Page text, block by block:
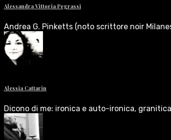
Alessandra Vittoria Pegrassi
Andrea G. Pinketts (noto scrittore noir
Alessia Cattarin
Dicono di me: ironica e auto-ironica,